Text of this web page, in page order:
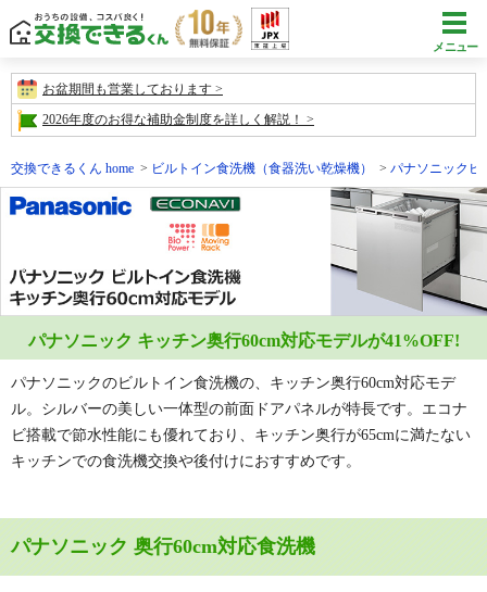
メニュー
お盆期間も営業しております
2026年度のお得な補助金制度を詳しく解説！
交換できるくん home ビルトイン食洗機（食器洗い乾燥機） パナソニックビ
パナソニック キッチン奥行60cm対応モデルが41%OFF!
パナソニックのビルトイン食洗機の、キッチン奥行60cm対応モデ
ル。シルバーの美しい一体型の前面ドアパネルが特長です。エコナ
ビ搭載で節水性能にも優れており、キッチン奥行が65cmに満たない
キッチンでの食洗機交換や後付けにおすすめです。
パナソニック 奥行60cm対応食洗機